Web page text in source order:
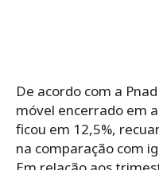
De acordo com a
móvel encerrado em
ficou em 12,5%,
na comparação com